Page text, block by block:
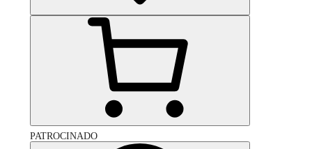
PATROCINADO